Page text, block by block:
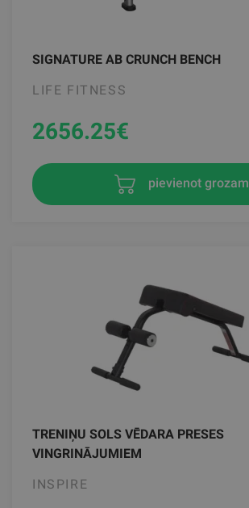
SIGNATURE AB CRUNCH BENCH
LIFE FITNESS
2656.25€
pievienot grozam
TRENIŅU SOLS VĒDARA PRESES
VINGRINĀJUMIEM
INSPIRE